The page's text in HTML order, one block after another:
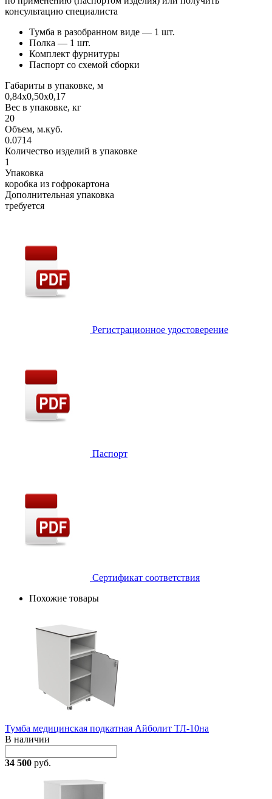
консультацию специалиста
Тумба в разобранном виде — 1 шт.
Полка — 1 шт.
Комплект фурнитуры
Паспорт со схемой сборки
Габариты в упаковке, м
0,84х0,50х0,17
Вес в упаковке, кг
20
Объем, м.куб.
0.0714
Количество изделий в упаковке
1
Упаковка
коробка из гофрокартона
Дополнительная упаковка
требуется
Регистрационное удостоверение
Паспорт
Сертификат соответствия
Похожие товары
Тумба медицинская подкатная Айболит ТЛ-10на
В наличии
34 500 руб.